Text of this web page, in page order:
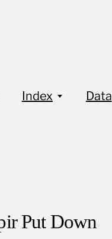
Index Data
Put Down